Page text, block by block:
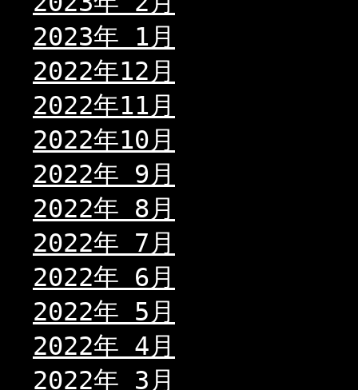
2023年 1月
2022年12月
2022年11月
2022年10月
2022年 9月
2022年 8月
2022年 7月
2022年 6月
2022年 5月
2022年 4月
2022年 3月